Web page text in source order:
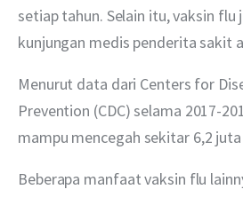
setiap tahun. Selain itu, vaksin flu
kunjungan medis penderita sakit
Menurut data dari Centers for
Prevention (CDC) selama 2017-
mampu mencegah sekitar 6,2
Beberapa manfaat vaksin flu